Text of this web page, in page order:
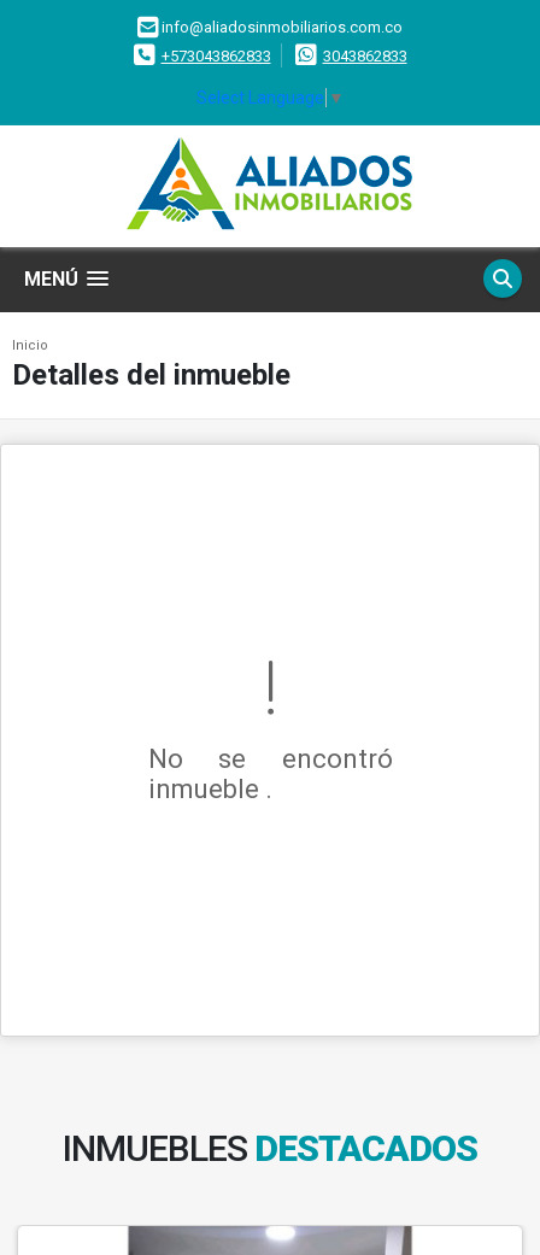
info@aliadosinmobiliarios.com.co
+573043862833
3043862833
Select Language ▼
MENÚ
Inicio
Detalles del inmueble
No se encontró
inmueble .
INMUEBLES DESTACADOS